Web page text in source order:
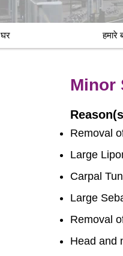
घर हमारे
Minor
Removal
Large
Carpal
Large
Removal
Head and